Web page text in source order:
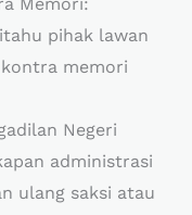
pihak lawan
memori
Negeri
administrasi
ulang saksi atau